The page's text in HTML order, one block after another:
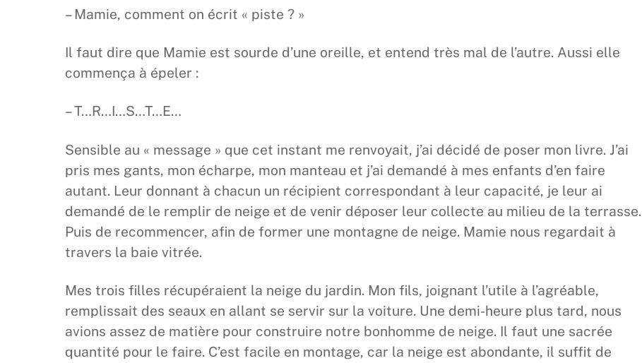
– Mamie, comment on écrit « piste ? »
Il faut dire que Mamie est sourde d’une oreille, et entend très mal de l’autre. Aussi elle
commença à épeler :
– T…R…I…S…T…E…
Sensible au « message » que cet instant me renvoyait, j’ai décidé de poser mon livre. J’ai
pris mes gants, mon écharpe, mon manteau et j’ai demandé à mes enfants d’en faire
autant. Leur donnant à chacun un récipient correspondant à leur capacité, je leur ai
demandé de le remplir de neige et de venir déposer leur collecte au milieu de la terrasse.
Puis de recommencer, afin de former une montagne de neige. Mamie nous regardait à
travers la baie vitrée.
Mes trois filles récupéraient la neige du jardin. Mon fils, joignant l’utile à l’agréable,
remplissait des seaux en allant se servir sur la voiture. Une demi-heure plus tard, nous
avions assez de matière pour construire notre bonhomme de neige. Il faut une sacrée
quantité pour le faire. C’est facile en montage, car la neige est abondante, il suffit de